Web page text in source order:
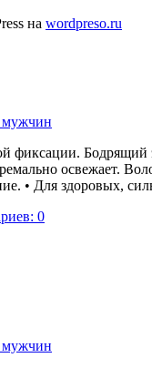
на wordpreso.ru
мужчин
фиксации.
освежает.
• Для здоровых,
0
мужчин